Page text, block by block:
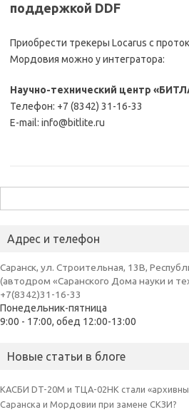
поддержкой DDF
Приобрести трекеры Locarus с
Мордовия можно у интегратора:
Научно-технический центр
Телефон: +7 (8342) 31-16-33
E-mail: info@bitlite.ru
Адрес и телефон
Саранск, ул. Строительная, 13В,
(автодром «Саранского Дома науки и
+7(8342)31-16-33
Понедельник-пятница
9:00 - 17:00, обед 12:00-13:00
Новые статьи в блоге
КАСБИ DT-20M и ТЦА-02НК стали
Саранска и Мордовии при замене СКЗИ?